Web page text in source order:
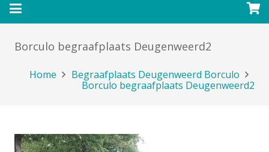
Borculo begraafplaats Deugenweerd2
Home
Begraafplaats Deugenweerd Borculo
Borculo begraafplaats Deugenweerd2